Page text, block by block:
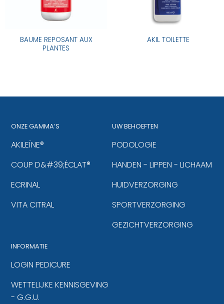
BAUME REPOSANT AUX
PLANTES
AKIL TOILETTE
ONZE GAMMA’S
AKILEÏNE®
COUP D&#39;ÉCLAT®
ECRINAL
VITA CITRAL
UW BEHOEFTEN
PODOLOGIE
HANDEN - LIPPEN - LICHAAM
HUIDVERZORGING
SPORTVERZORGING
GEZICHTVERZORGING
INFORMATIE
LOGIN PEDICURE
WETTELIJKE KENNISGEVING
- G.G.U.